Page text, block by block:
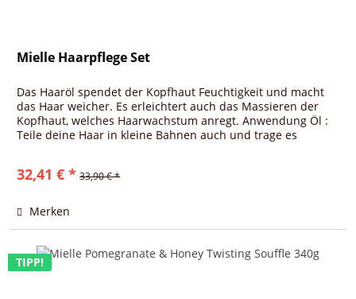
Mielle Haarpflege Set
Das Haaröl spendet der Kopfhaut Feuchtigkeit und macht
das Haar weicher. Es erleichtert auch das Massieren der
Kopfhaut, welches Haarwachstum anregt. Anwendung Öl :
Teile deine Haar in kleine Bahnen auch und trage es
32,41 € * 33,90 € *
Merken
TIPP!